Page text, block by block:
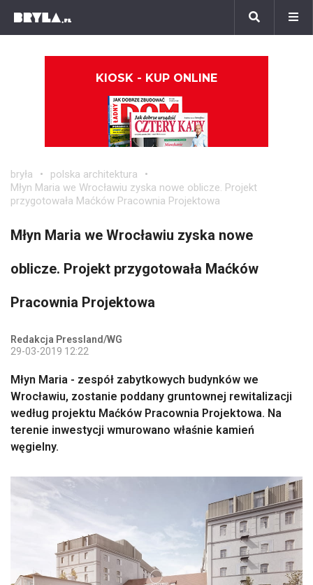
KIOSK - KUP ONLINE
bryła
polska architektura
Młyn Maria we Wrocławiu zyska nowe oblicze. Projekt
przygotowała Maćków Pracownia Projektowa
Młyn Maria we Wrocławiu zyska nowe
oblicze. Projekt przygotowała Maćków
Pracownia Projektowa
Redakcja Pressland/WG
29-03-2019 12:22
Młyn Maria - zespół zabytkowych budynków we
Wrocławiu, zostanie poddany gruntownej rewitalizacji
według projektu Maćków Pracownia Projektowa. Na
terenie inwestycji wmurowano właśnie kamień
węgielny.